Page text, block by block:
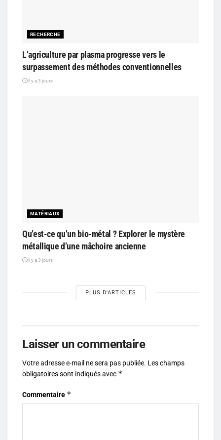
RECHERCHE
L’agriculture par plasma progresse vers le
surpassement des méthodes conventionnelles
il y a 3 jours
MATÉRIAUX
Qu’est-ce qu’un bio-métal ? Explorer le mystère
métallique d’une mâchoire ancienne
il y a 3 jours
PLUS D'ARTICLES
Laisser un commentaire
Votre adresse e-mail ne sera pas publiée. Les champs
obligatoires sont indiqués avec *
Commentaire *